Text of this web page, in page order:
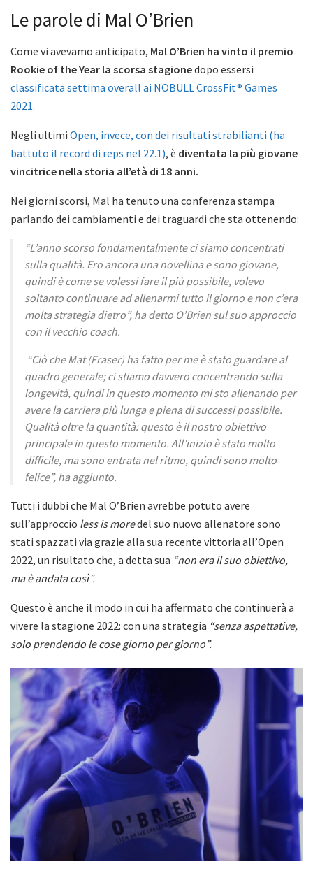
Le parole di Mal O’Brien
Come vi avevamo anticipato, Mal O’Brien ha vinto il premio
Rookie of the Year la scorsa stagionedopo essersi
classificata settima overall ai NOBULL CrossFit® Games
2021.
Negli ultimi Open, invece, con dei risultati strabilianti (ha
battuto il record di reps nel 22.1), è diventata la più giovane
vincitrice nella storia all’età di 18 anni.
Nei giorni scorsi, Mal ha tenuto una conferenza stampa
parlando dei cambiamenti e dei traguardi che sta ottenendo:
“L’anno scorso fondamentalmente ci siamo concentrati
sulla qualità. Ero ancora una novellina e sono giovane,
quindi è come se volessi fare il più possibile, volevo
soltanto continuare ad allenarmi tutto il giorno e non c’era
molta strategia dietro”, ha detto O’Brien sul suo approccio
con il vecchio coach.
“Ciò che Mat (Fraser) ha fatto per me è stato guardare al
quadro generale; ci stiamo davvero concentrando sulla
longevità, quindi in questo momento mi sto allenando per
avere la carriera più lunga e piena di successi possibile.
Qualità oltre la quantità: questo è il nostro obiettivo
principale in questo momento. All’inizio è stato molto
difficile, ma sono entrata nel ritmo, quindi sono molto
felice”, ha aggiunto.
Tutti i dubbi che Mal O’Brien avrebbe potuto avere
sull’approccio less is moredel suo nuovo allenatore sono
stati spazzati via grazie alla sua recente vittoria all’Open
2022, un risultato che, a detta sua “non era il suo obiettivo,
ma è andata così”.
Questo è anche il modo in cui ha affermato che continuerà a
vivere la stagione 2022: con una strategia “senza aspettative,
solo prendendo le cose giorno per giorno”.